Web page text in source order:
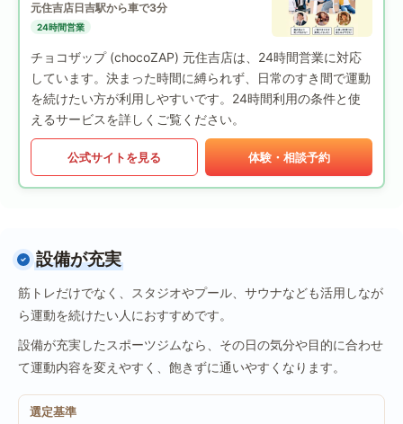
元住吉店日吉駅から車で3分
24時間営業
チョコザップ (chocoZAP) 元住吉店は、24時間営業に対応
しています。決まった時間に縛られず、日常のすき間で運動
を続けたい方が利用しやすいです。24時間利用の条件と使
えるサービスを詳しくご覧ください。
公式サイトを見る 体験・相談予約
設備が充実
筋トレだけでなく、スタジオやプール、サウナなども活用しなが
ら運動を続けたい人におすすめです。
設備が充実したスポーツジムなら、その日の気分や目的に合わせ
て運動内容を変えやすく、飽きずに通いやすくなります。
選定基準